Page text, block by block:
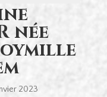
née
2023